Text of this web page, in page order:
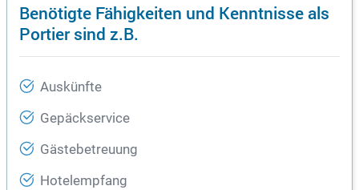
Benötigte Fähigkeiten und Kenntnisse als
Portier sind z.B.
Auskünfte
Gepäckservice
Gästebetreuung
Hotelempfang